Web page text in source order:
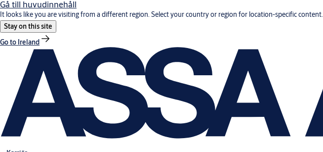
Gå till huvudinnehåll
It looks like you are visiting from a different region. Select your country or region for location-specific content.
Stay on this site
Go to Ireland